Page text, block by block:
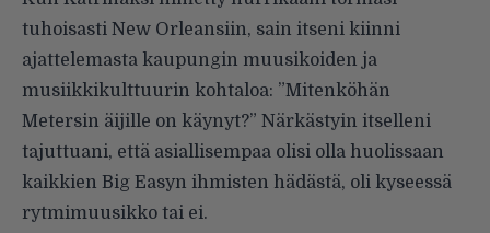
tuhoisasti New Orleansiin, sain itseni kiinni
ajattelemasta kaupungin muusikoiden ja
musiikkikulttuurin kohtaloa: ”Mitenköhän
Metersin äijille on käynyt?” Närkästyin itselleni
tajuttuani, että asiallisempaa olisi olla huolissaan
kaikkien Big Easyn ihmisten hädästä, oli kyseessä
rytmimuusikko tai ei.